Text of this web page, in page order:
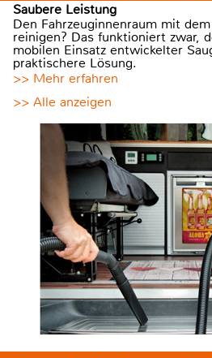
Saubere Leistung
Den Fahrzeuginnenraum mit
reinigen? Das funktioniert zwar,
mobilen Einsatz entwickelter
praktischere Lösung.
>> Mehr erfahren
>> Alle anzeigen